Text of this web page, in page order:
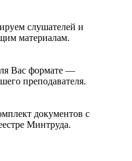
слушателей и
материалам.
Вас формате —
преподавателя.
документов с
Минтруда.